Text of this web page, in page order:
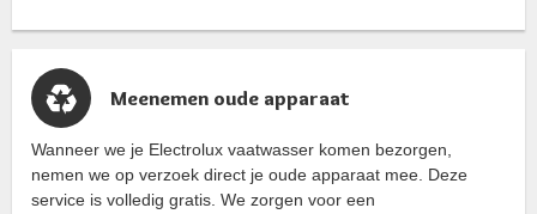
Meenemen oude apparaat
Wanneer we je Electrolux vaatwasser komen bezorgen,
nemen we op verzoek direct je oude apparaat mee. Deze
service is volledig gratis. We zorgen voor een